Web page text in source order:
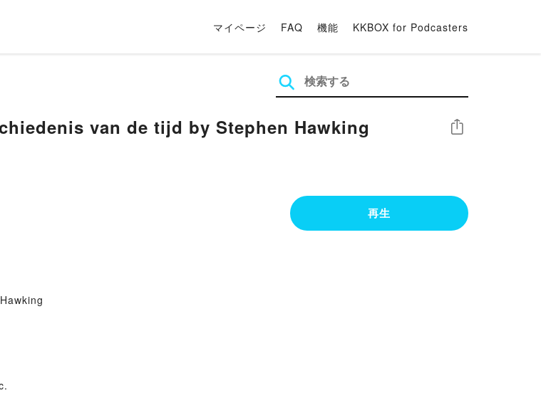
マイページ FAQ 機能 KKBOX for Podcasters
van de tijd by Stephen Hawking シェア
再生